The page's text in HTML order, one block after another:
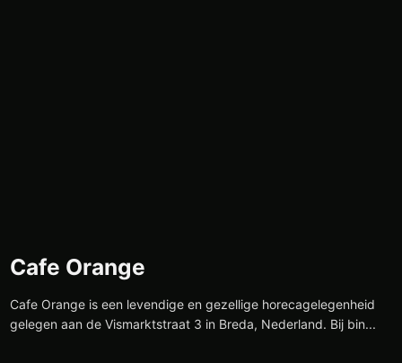
Cafe Orange
Cafe Orange is een levendige en gezellige horecagelegenheid
gelegen aan de Vismarktstraat 3 in Breda, Nederland. Bij bin...